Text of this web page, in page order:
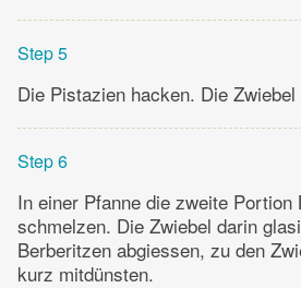
Step 5
Die Pistazien hacken. Die
Step 6
In einer Pfanne die zweite Portion
schmelzen. Die Zwiebel darin
Berberitzen abgiessen, zu den
kurz mitdünsten.